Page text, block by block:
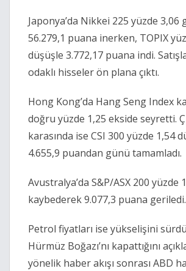
Japonya’da Nikkei 225 yüzde 3,06
56.279,1 puana inerken, TOPIX
düşüşle 3.772,17 puana indi.
odaklı hisseler ön plana çıktı.
Hong Kong’da Hang Seng Index
doğru yüzde 1,25 ekside seyretti.
karasında ise CSI 300 yüzde 1,54
4.655,9 puandan günü tamamladı.
Avustralya’da S&P/ASX 200 yüzde
kaybederek 9.077,3 puana geriledi.
Petrol fiyatları ise yükselişini
Hürmüz Boğazı’nı kapattığını
yönelik haber akışı sonrası ABD